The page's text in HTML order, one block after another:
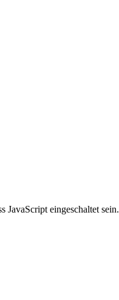
JavaScript eingeschaltet sein.